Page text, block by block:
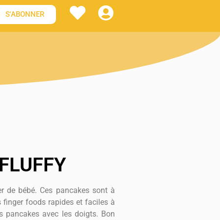
S'ABONNER
de bébé. Ces pancakes sont à
finger foods rapides et faciles à
pancakes avec les doigts. Bon